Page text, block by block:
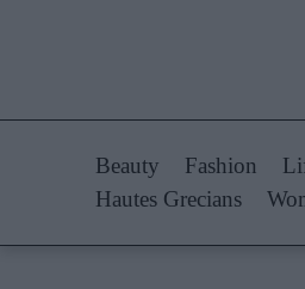
Beauty Fashion
Hautes Grecians